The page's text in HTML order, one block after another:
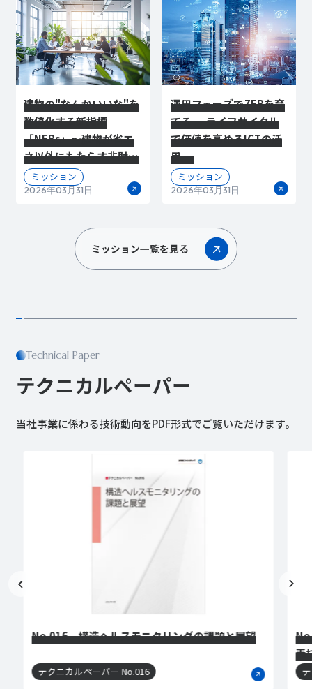
建物の"なんかいいな"を
数値化する新指標
「NEBs」～建物が省エ
ネ以外にもたらす非財務
価値を可視化する～
2026年03月31日
ミッション
運用フェーズでZEBを育
てる ― ライフサイクル
で価値を高めるICTの活
用 ―
2026年03月31日
ミッション
ミッション一覧を見る
Technical Paper
テクニカルペーパー
当社事業に係わる技術動向をPDF形式でご覧いただけます。
No.016 構造ヘルスモニタリングの課題と展望
テクニカルペーパー No.016
素
水